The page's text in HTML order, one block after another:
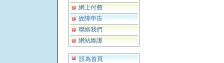
網上付費
故障申告
聯絡我們
網站維護
設為首頁